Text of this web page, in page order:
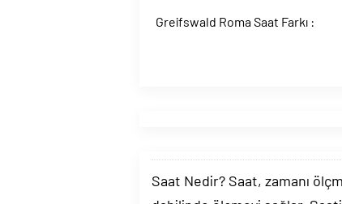
Greifswald Roma Saat Farkı :
Saat Nedir? Saat, zamanı